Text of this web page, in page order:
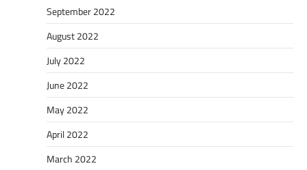
September 2022
August 2022
July 2022
June 2022
May 2022
April 2022
March 2022